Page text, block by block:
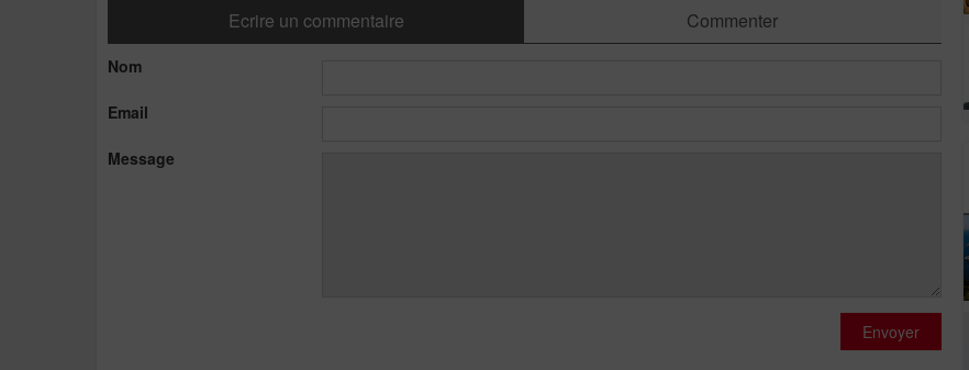
Ecrire un commentaire Commenter
Nom
Email
Message
Envoyer